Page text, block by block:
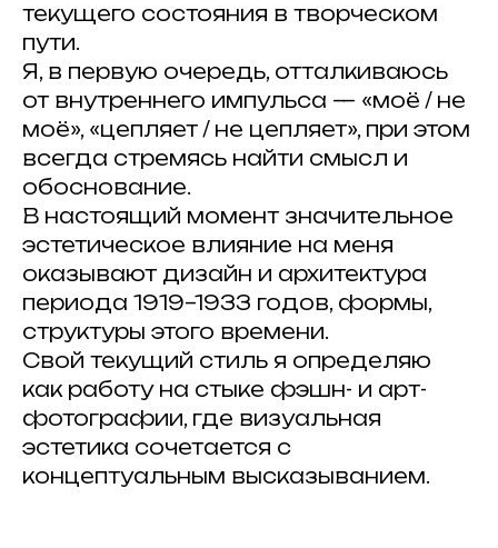
текущего состояния в творческом
пути.
Я, в первую очередь, отталкиваюсь
от внутреннего импульса — «моё / не
моё», «цепляет / не цепляет», при этом
всегда стремясь найти смысл и
обоснование.
В настоящий момент значительное
эстетическое влияние на меня
оказывают дизайн и архитектура
периода 1919–1933 годов, формы,
структуры этого времени.
Свой текущий стиль я определяю
как работу на стыке фэшн- и арт-
фотографии, где визуальная
эстетика сочетается с
концептуальным высказыванием.